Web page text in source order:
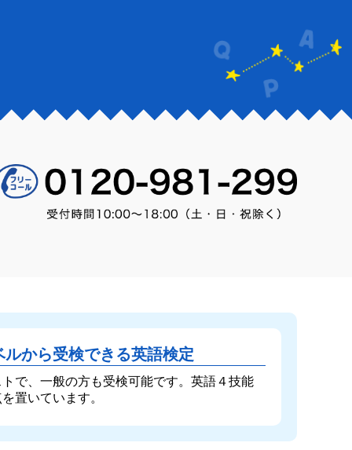
ルから受検できる英語検定
で、一般の方も受検可能です。英語４技能
置いています。